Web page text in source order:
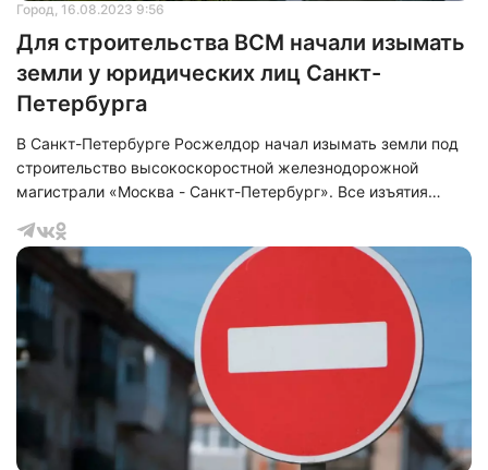
Город, 16.08.2023 9:56
Для строительства ВСМ начали изымать
земли у юридических лиц Санкт-
Петербурга
В Санкт-Петербурге Росжелдор начал изымать земли под
строительство высокоскоростной железнодорожной
магистрали «Москва - Санкт-Петербург». Все изъятия
компании размещены несколько распоряжений об изъятии
земельных участков в Санкт-Петербурге для
строительства ВСМ.&nbsp;